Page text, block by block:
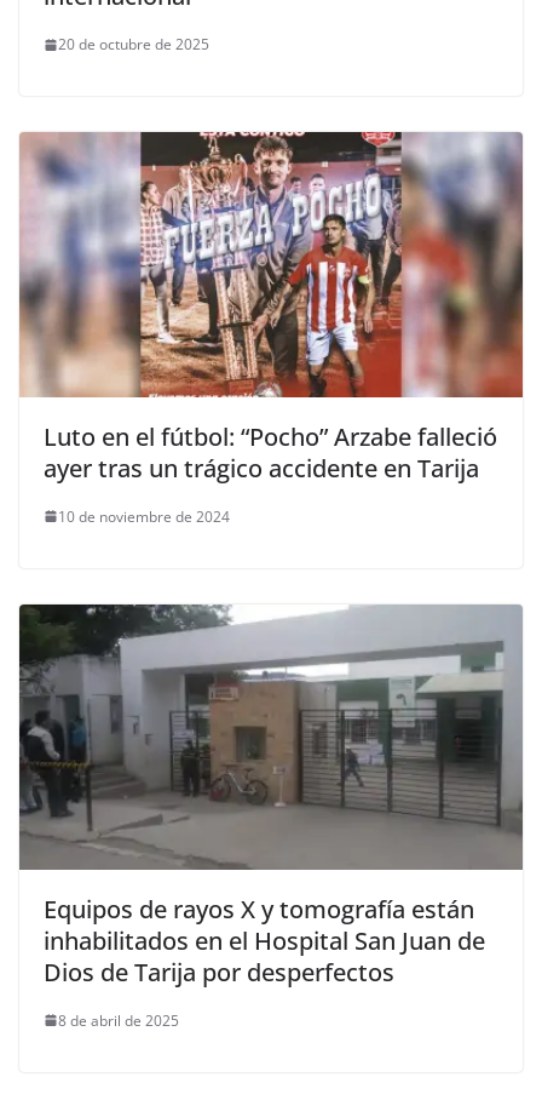
20 de octubre de 2025
Luto en el fútbol: “Pocho” Arzabe falleció
ayer tras un trágico accidente en Tarija
10 de noviembre de 2024
Equipos de rayos X y tomografía están
inhabilitados en el Hospital San Juan de
Dios de Tarija por desperfectos
8 de abril de 2025